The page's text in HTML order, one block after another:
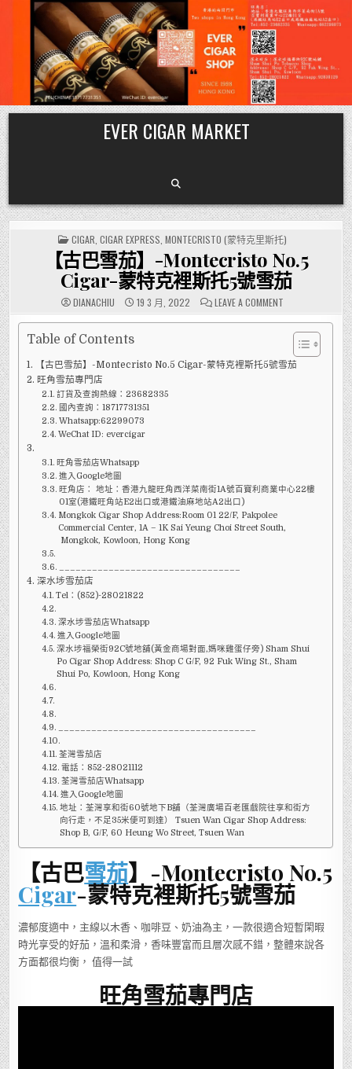
Skip
to
content
EVER CIGAR MARKET
POSTED
IN
CIGAR CIGAR EXPRESS MONTECRISTO (蒙特克里斯托)
【古巴雪茄】-Montecristo No.5
Cigar-蒙特克裡斯托5號雪茄
DIANACHIU 19 3 月, 2022 LEAVE A COMMENTON
【古
巴
茄】-
MONTECRISTO
NO.5
CIGAR-
Table of Contents
【古巴雪茄】-Montecristo No.5 Cigar-蒙特克裡斯托5號雪茄
旺角雪茄專門店
訂貨及查詢熱線：23682335
國內查詢：18717731351
Whatsapp:62299073
WeChat ID: evercigar
旺角雪茄店Whatsapp
進入Google地圖
旺角店： 地址：香港九龍旺角西洋菜南街1A號百寶利商業中心22樓
01室(港鐵旺角站E2出口或港鐵油麻地站A2出口)
Mongkok Cigar Shop Address:Room 01 22/F, Pakpolee
Commercial Center, 1A – 1K Sai Yeung Choi Street South,
Mongkok, Kowloon, Hong Kong
深水埗雪茄店
Tel：(852)-28021822
深水埗雪茄店Whatsapp
進入Google地圖
深水埗福榮街92C號地舖(黃金商場對面,媽咪雞蛋仔旁) Sham Shui
Po Cigar Shop Address: Shop C G/F, 92 Fuk Wing St., Sham
Shui Po, Kowloon, Hong Kong
荃灣雪茄店
電話：852-28021112
荃灣雪茄店Whatsapp
進入Google地圖
地址：荃灣享和街60號地下B舖（荃灣廣場百老匯戲院往享和街方
向行走，不足35米便可到達） Tsuen Wan Cigar Shop Address:
Shop B, G/F, 60 Heung Wo Street, Tsuen Wan
【古巴雪茄】-Montecristo No.5
Cigar-蒙特克裡斯托5號雪茄
濃郁度適中，主線以木香、咖啡豆、奶油為主，一款很適合短暫閑暇
時光享受的好茄，溫和柔滑，香味豐富而且層次感不錯，整體來說各
方面都很均衡， 值得一試
旺角雪茄專門店